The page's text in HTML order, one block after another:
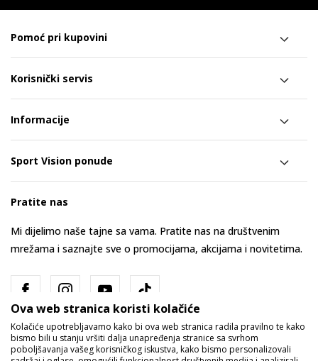
Pomoć pri kupovini
Korisnički servis
Informacije
Sport Vision ponude
Pratite nas
Mi dijelimo naše tajne sa vama. Pratite nas na društvenim
mrežama i saznajte sve o promocijama, akcijama i novitetima.
Ova web stranica koristi kolačiće
Kolačiće upotrebljavamo kako bi ova web stranica radila pravilno te kako
bismo bili u stanju vršiti dalja unapređenja stranice sa svrhom
poboljšavanja vašeg korisničkog iskustva, kako bismo personalizovali